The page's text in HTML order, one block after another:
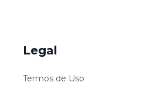
Legal
Termos de Uso